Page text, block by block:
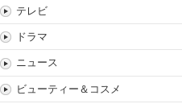
テレビ
ドラマ
ニュース
ビューティー＆コスメ